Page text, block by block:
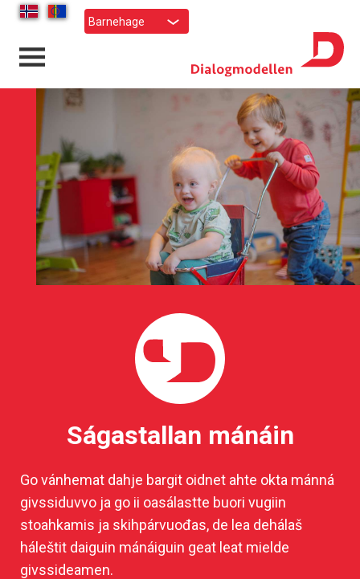
Barnehage
Ságastallan mánáin
Go vánhemat dahje bargit oidnet ahte okta mánná
givssiduvvo ja go ii oasálastte buori vugiin
stoahkamis ja skihpárvuođas, de lea dehálaš
háleštit daiguin mánáiguin geat leat mielde
givssideamen.